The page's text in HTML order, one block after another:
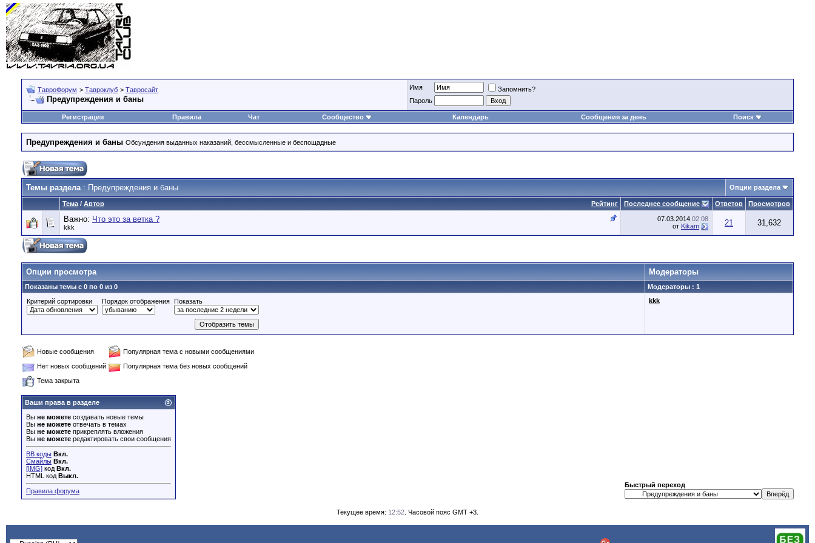
ТавроФорум > Тавроклуб > Тавросайт
Предупреждения и баны
Имя
Запомнить?
Пароль
Регистрация Правила Чат Сообщество Календарь Сообщения за день Поиск
Предупреждения и баны Обсуждения выданных наказаний, бессмысленные и беспощадные
Темы раздела: Предупреждения и баны Опции раздела
Рейтинг
Тема / Автор Последнее сообщение Ответов Просмотров
Важно: Что это за ветка ?
kkk
07.03.2014 02:08
от Kikam 21 31,632
Опции просмотра Модераторы
Показаны темы с 0 по 0 из 0
Модераторы : 1
Критерий сортировки
Порядок отображения Показать kkk
Новые сообщения
Популярная тема с новыми сообщениями
Нет новых сообщений
Популярная тема без новых сообщений
Тема закрыта
Ваши права в разделе
Вы не можете создавать новые темы
Вы не можете отвечать в темах
Вы не можете прикреплять вложения
Вы не можете редактировать свои сообщения
BB коды Вкл.
Смайлы Вкл.
[IMG] код Вкл.
HTML код Выкл.
Правила форума
Быстрый переход
Текущее время: 12:52 . Часовой пояс GMT +3.